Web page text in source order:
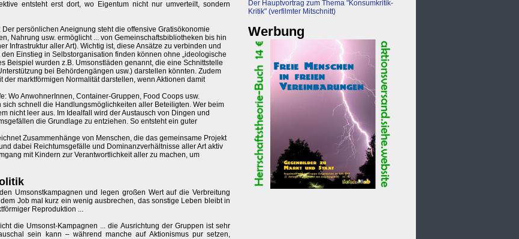
entsteht erst dort, wo Eigentum nicht nur umverteilt, sondern
persönlichen Aneignung steht die offensive Gratisökonomie
Nahrung usw. ermöglicht ... von Gemeinschaftsbibliotheken bis hin
Infrastruktur aller Art). Wichtig ist, diese Ansätze zu verbinden und
Einstieg in Selbstorganisation finden können ohne „ideologische
Beispiel wurden z.B. Umsonstläden genannt, die eine Schnittstelle
bei Behördengängen usw.) darstellen könnten. Zudem
marktförmigen Normalität darstellen, wenn Aktionen damit
Wo AnwohnerInnen, Container-Gruppen, Food Coops usw.
schnell die Handlungsmöglichkeiten aller Beteiligten. Wer beim
nicht leer aus. Im Idealfall wird der Austausch von Dingen und
die Grundlage zu entziehen. So entsteht ein guter
Zusammenhänge von Menschen, die das gemeinsame Projekt
dabei Reichtumsgefälle und Dominanzverhältnisse aller Art aktiv
mit Kindern zur Verantwortlichkeit aller zu machen, um
Umsonstkampagnen und legen großen Wert auf die Verbreitung
Job mal kurz ein wenig ausbrechen, das sonstige Leben bleibt in
Reproduktion ...
die Umsonst-Kampagnen ... die Ausrichtung der Gruppen ist sehr
sein kann – während manche auf Aktionismus pur setzen,
Der Hauptvortrag zum Thema "Konsumkritik-
Kritik" (verfilmter Mitschnitt)
Werbung